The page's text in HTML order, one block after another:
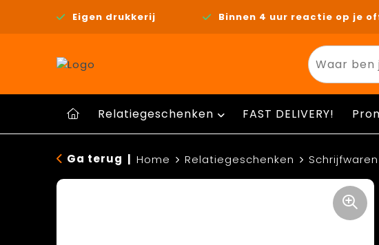
Eigen drukkerij Binnen 4 uur reactie op je
Relatiegeschenken FAST DELIVERY!
Ga terug Home Relatiegeschenken Schrijfwaren